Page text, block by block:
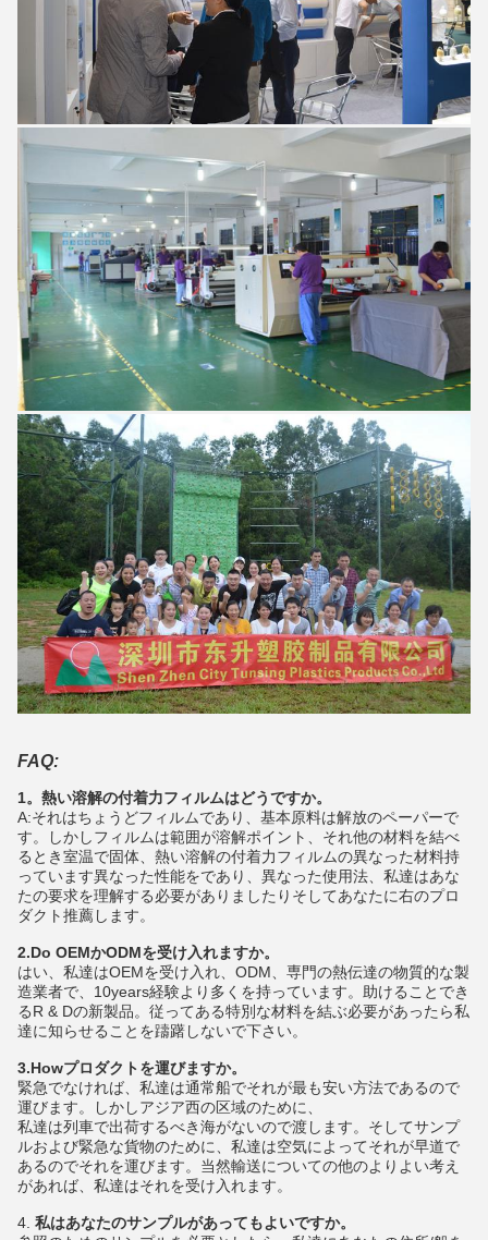
FAQ:
1。熱い溶解の付着力フィルムはどうですか。
A:それはちょうどフィルムであり、基本原料は解放のペーパーで
す。しかしフィルムは範囲が溶解ポイント、それ他の材料を結べ
るとき室温で固体、熱い溶解の付着力フィルムの異なった材料持
っています異なった性能をであり、異なった使用法、私達はあな
たの要求を理解する必要がありましたりそしてあなたに右のプロ
ダクト推薦します。
2.Do OEMかODMを受け入れますか。
はい、私達はOEMを受け入れ、ODM、専門の熱伝達の物質的な製
造業者で、10years経験より多くを持っています。助けることでき
るR & Dの新製品。従ってある特別な材料を結ぶ必要があったら私
達に知らせることを躊躇しないで下さい。
3.Howプロダクトを運びますか。
緊急でなければ、私達は通常船でそれが最も安い方法であるので
運びます。しかしアジア西の区域のために、
私達は列車で出荷するべき海がないので渡します。そしてサンプ
ルおよび緊急な貨物のために、私達は空気によってそれが早道で
あるのでそれを運びます。当然輸送についての他のよりよい考え
があれば、私達はそれを受け入れます。
4. 私はあなたのサンプルがあってもよいですか。